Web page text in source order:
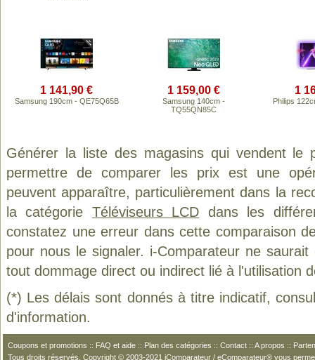
1 141,90 €
Samsung 190cm - QE75Q65B
1 159,00 €
Samsung 140cm -
TQ55QN85C
1
Philips
Générer la liste des magasins qui vendent le
permettre de comparer les prix est une
peuvent apparaître, particulièrement dans la
la catégorie Téléviseurs LCD dans les
constatez une erreur dans cette comparaison
pour nous le signaler. i-Comparateur ne
tout dommage direct ou indirect lié à l'utilisation
(*) Les délais sont donnés à titre indicatif,
d'information.
Coupons et promotions :: FAQ et aide :: Plan des catégories :: Contact :: A propos ::
Tous droits réservés. Copyright © 2003-2021 iComparateur / eComparateur® vous